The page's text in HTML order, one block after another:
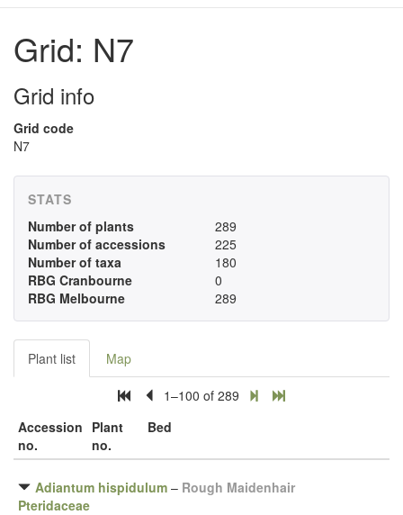
Grid: N7
Grid info
Grid code
N7
STATS
Number of plants
289
Number of accessions
225
Number of taxa
180
RBG Cranbourne
0
RBG Melbourne
289
Plant list Map
1–100 of 289
Accession
no.
Plant
no.
Bed
Adiantum hispidulum – Rough Maidenhair
Pteridaceae